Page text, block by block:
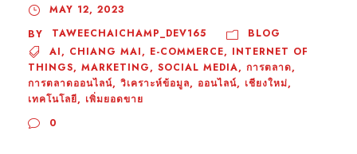
MAY 12, 2023
BY
TAWEECHAICHAMP_DEV165
BLOG
AI, CHIANG MAI, E-COMMERCE, INTERNET OF
THINGS, MARKETING, SOCIAL MEDIA, การตลาด,
การตลาดออนไลน์, วิเคราะห์ข้อมูล, ออนไลน์, เชียงใหม่,
เทคโนโลยี, เพิ่มยอดขาย
0